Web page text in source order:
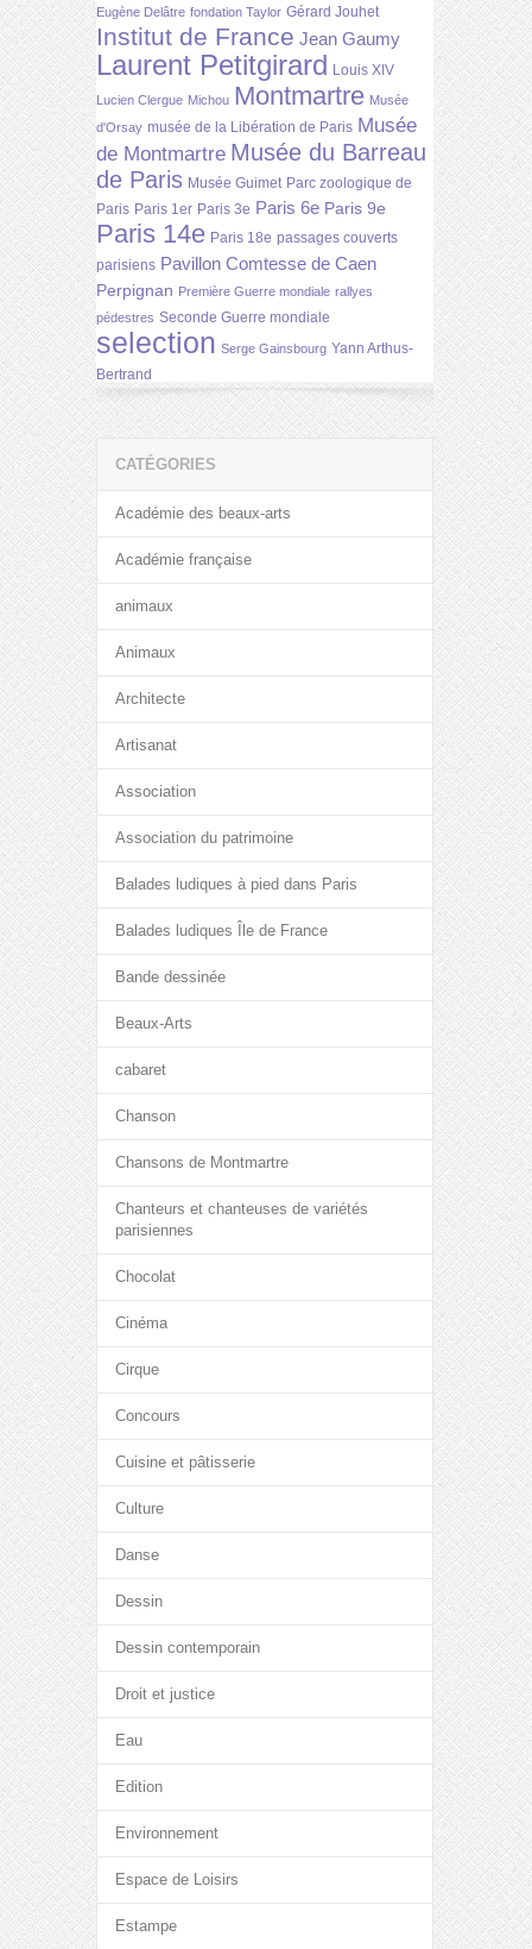
Eugène Delâtre fondation Taylor Gérard Jouhet
Institut de France Jean Gaumy
Laurent Petitgirard Louis XIV
Lucien Clergue Michou Montmartre Musée
d'Orsay musée de la Libération de Paris Musée
de Montmartre Musée du Barreau
de Paris Musée Guimet Parc zoologique de
Paris Paris 1er Paris 3e Paris 6e Paris 9e
Paris 14e Paris 18e passages couverts
parisiens Pavillon Comtesse de Caen
Perpignan Première Guerre mondiale rallyes
pédestres Seconde Guerre mondiale
selection Serge Gainsbourg Yann Arthus-
Bertrand
CATÉGORIES
Académie des beaux-arts
Académie française
animaux
Animaux
Architecte
Artisanat
Association
Association du patrimoine
Balades ludiques à pied dans Paris
Balades ludiques Île de France
Bande dessinée
Beaux-Arts
cabaret
Chanson
Chansons de Montmartre
Chanteurs et chanteuses de variétés
parisiennes
Chocolat
Cinéma
Cirque
Concours
Cuisine et pâtisserie
Culture
Danse
Dessin
Dessin contemporain
Droit et justice
Eau
Edition
Environnement
Espace de Loisirs
Estampe